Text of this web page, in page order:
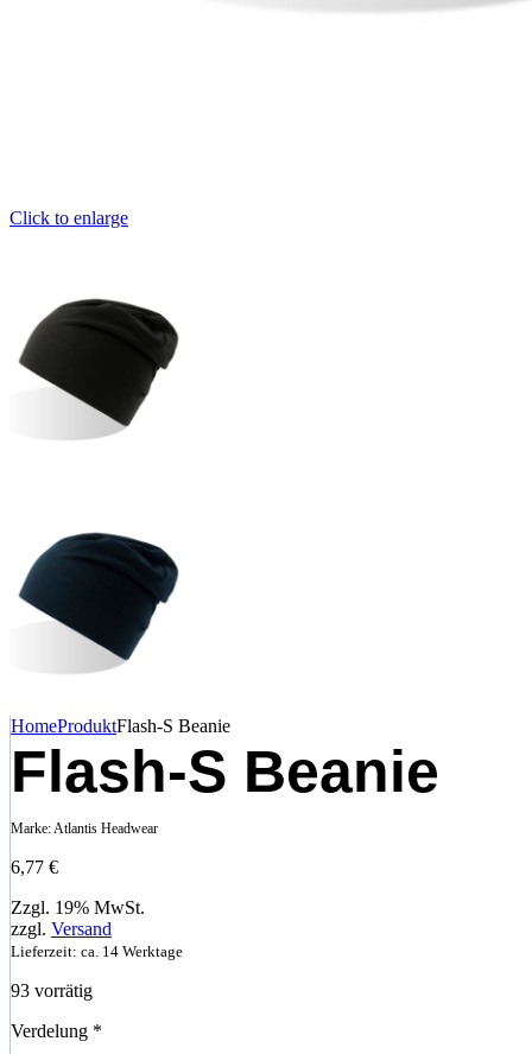
Click to enlarge
HomeProduktFlash-S Beanie
Flash-S Beanie
Marke: Atlantis Headwear
6,77 €
Zzgl. 19% MwSt.
zzgl. Versand
Lieferzeit: ca. 14 Werktage
93 vorrätig
Verdelung *